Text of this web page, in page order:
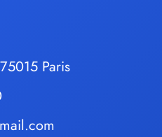
Paris